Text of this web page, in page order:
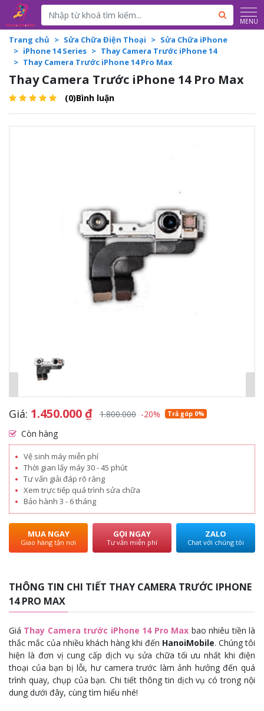
Powered by Translate MENU
Trang chủ Sửa Chữa Điện Thoại
Sửa Chữa iPhone
iPhone 14 Series
Thay Camera Trước iPhone 14
Thay Camera Trước iPhone 14 Pro Max
Thay Camera Trước iPhone 14 Pro Max
(0)Bình luận
Giá: 1.450.000 ₫ 1.800.000 -20% Trả góp 0%
Còn hàng
Vệ sinh máy miễn phí
Thời gian lấy máy 30 - 45 phút
Tư vấn giải đáp rõ ràng
Xem trực tiếp quá trình sửa chữa
Bảo hành 3 - 6 tháng
MUA NGAY
Giao hàng tận nơi
GỌI NGAY
Tư vấn miễn phí
ZALO
Chat với chúng tôi
THÔNG TIN CHI TIẾT THAY CAMERA TRƯỚC IPHONE
14 PRO MAX
Giá Thay Camera trước iPhone 14 Pro Max bao nhiêu tiền là
thắc mắc của nhiều khách hàng khi đến HanoiMobile. Chúng tôi
hiện là đơn vị cung cấp dịch vụ sửa chữa tối ưu nhất khi điện
thoại của bạn bị lỗi, hư camera trước làm ảnh hưởng đến quá
trình quay, chụp của bạn. Chi tiết thông tin dịch vụ có trong nội
dung dưới đây, cùng tìm hiểu nhé!